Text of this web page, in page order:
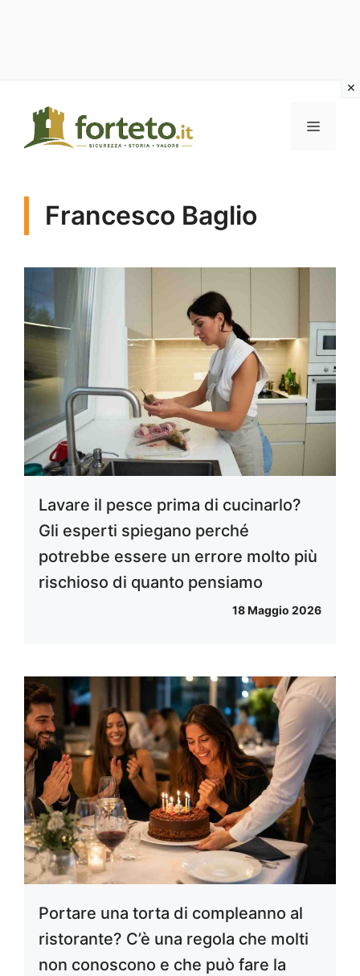
contenuto
MENU
Francesco Baglio
Lavare il pesce prima di cucinarlo?
Gli esperti spiegano perché
potrebbe essere un errore molto più
rischioso di quanto pensiamo
18 Maggio 2026
Portare una torta di compleanno al
ristorante? C’è una regola che molti
non conoscono e che può fare la